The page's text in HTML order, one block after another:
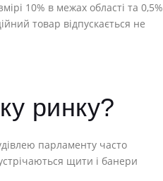
10% в межах області та 0,5%
товар відпускається не
ринку?
парламенту часто
щити і банери